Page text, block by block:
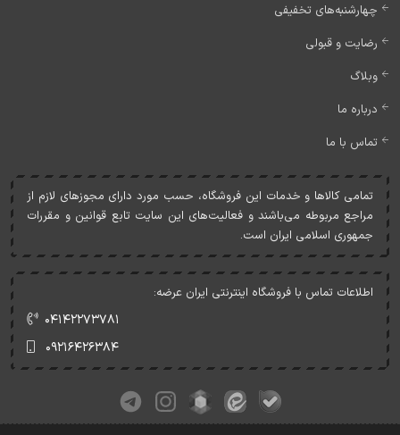
چهارشنبه‌های تخفیفی
رضایت و قبولی
وبلاگ
درباره ما
تماس با ما
تمامی کالاها و خدمات اين فروشگاه، حسب مورد دارای مجوزهای لازم از
مراجع مربوطه می‌باشند و فعاليت‌های اين سايت تابع قوانين و مقررات
جمهوری اسلامی ايران است.
اطلاعات تماس با فروشگاه اینترنتی ایران عرضه:
۰۴۱۴۲۲۷۳۷۸۱
۰۹۲۱۶۴۲۶۳۸۴